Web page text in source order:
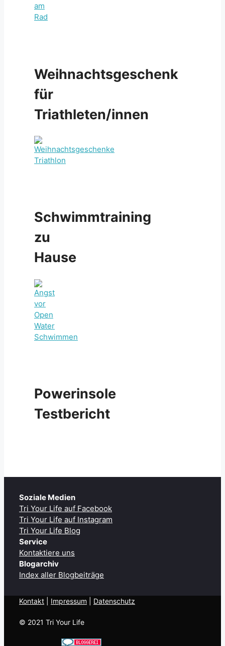
Weihnachtsgeschenk
für
Triathleten/innen
Schwimmtraining
zu
Hause
Powerinsole
Testbericht
Soziale Medien
Tri Your Life auf Facebook
Tri Your Life auf Instagram
Tri Your Life Blog
Service
Kontaktiere uns
Blogarchiv
Index aller Blogbeiträge
Kontakt Impressum Datenschutz
© 2021 Tri Your Life